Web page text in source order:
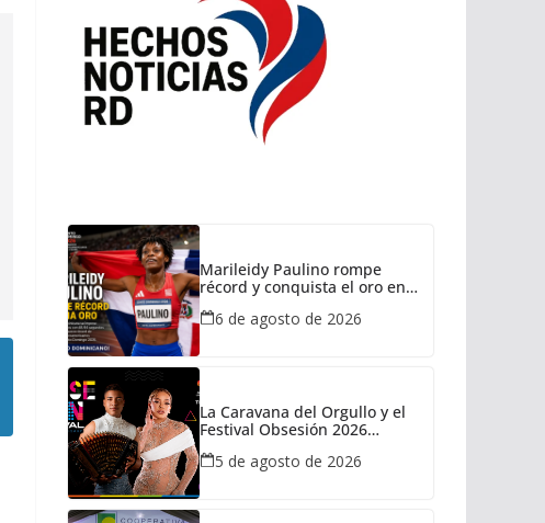
Marileidy Paulino rompe
récord y conquista el oro en
6 de agosto de 2026
La Caravana del Orgullo y el
Festival Obsesión 2026
La Fiera Típica
5 de agosto de 2026